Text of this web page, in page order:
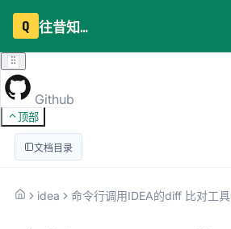
Q 往昔知识库
Github
顶部
文档目录
idea 命令行调用IDEA的diff 比对工具